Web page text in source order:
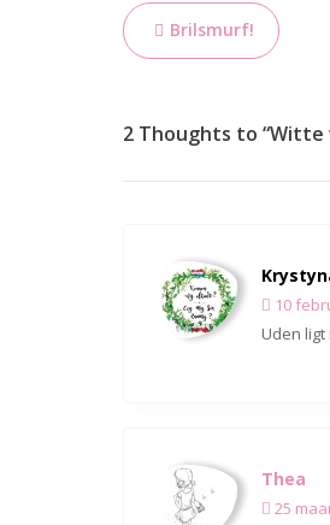
Bericht
navigatie
Brilsmurf!
2 Thoughts to “Witte
10
Uden
Thea
25